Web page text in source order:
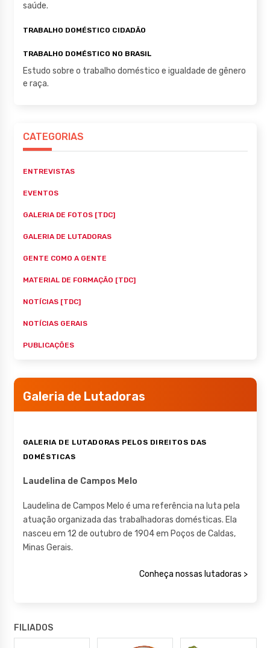
saúde.
TRABALHO DOMÉSTICO CIDADÃO
TRABALHO DOMÉSTICO NO BRASIL
Estudo sobre o trabalho doméstico e igualdade de gênero
e raça.
CATEGORIAS
ENTREVISTAS
EVENTOS
GALERIA DE FOTOS [TDC]
GALERIA DE LUTADORAS
GENTE COMO A GENTE
MATERIAL DE FORMAÇÃO [TDC]
NOTÍCIAS [TDC]
NOTÍCIAS GERAIS
PUBLICAÇÕES
Galeria de Lutadoras
GALERIA DE LUTADORAS PELOS DIREITOS DAS
DOMÉSTICAS
Laudelina de Campos Melo
Laudelina de Campos Melo é uma referência na luta pela
atuação organizada das trabalhadoras domésticas. Ela
nasceu em 12 de outubro de 1904 em Poços de Caldas,
Minas Gerais.
Conheça nossas lutadoras >
FILIADOS